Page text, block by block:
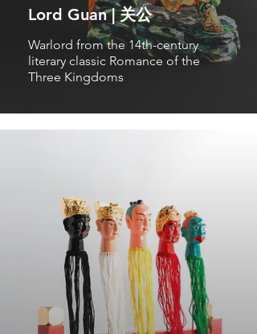
Lord Guan | 关公
Warlord from the 14th-century
literary classic Romance of the
Three Kingdoms